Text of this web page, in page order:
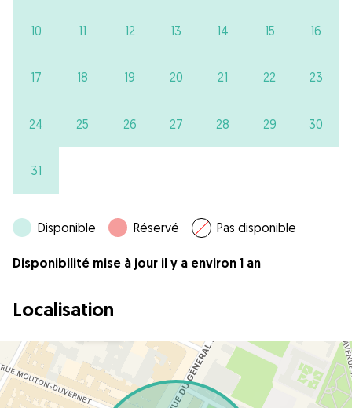
10 11 12 13 14 15 16
17 18 19 20 21 22 23
24 25 26 27 28 29 30
31
Disponible Réservé Pas disponible
Disponibilité mise à jour il y a environ 1 an
Localisation